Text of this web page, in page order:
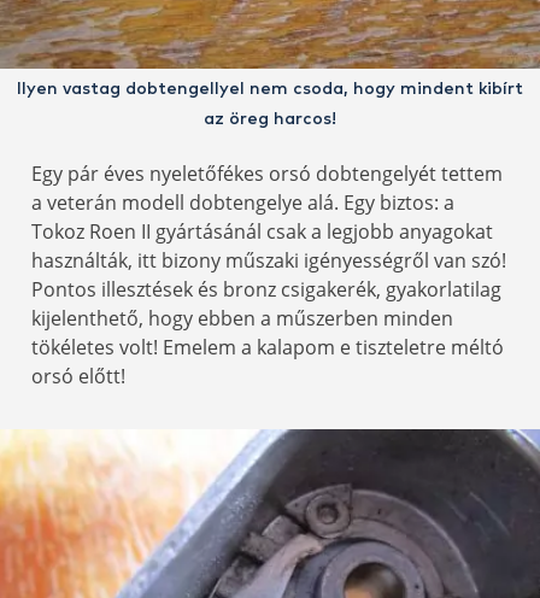
Ilyen vastag dobtengellyel nem csoda, hogy mindent kibírt
az öreg harcos!
Egy pár éves nyeletőfékes orsó dobtengelyét tettem
a veterán modell dobtengelye alá. Egy biztos: a
Tokoz Roen II gyártásánál csak a legjobb anyagokat
használták, itt bizony műszaki igényességről van szó!
Pontos illesztések és bronz csigakerék, gyakorlatilag
kijelenthető, hogy ebben a műszerben minden
tökéletes volt! Emelem a kalapom e tiszteletre méltó
orsó előtt!